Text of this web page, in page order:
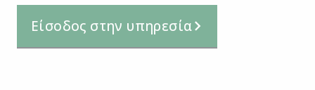
Είσοδος στην υπηρεσία